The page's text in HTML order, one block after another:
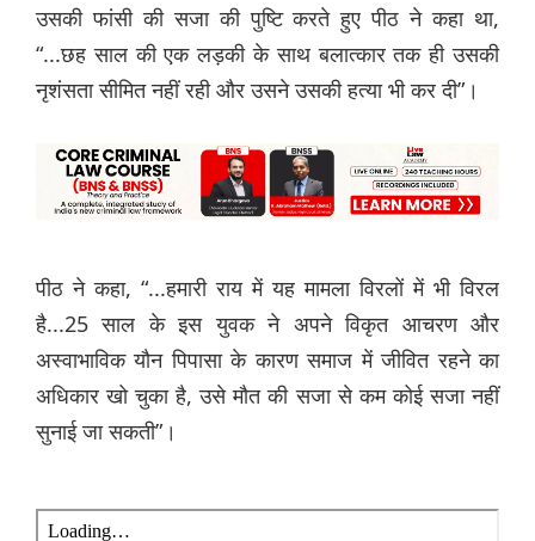
उसकी फांसी की सजा की पुष्टि करते हुए पीठ ने कहा था,
“...छह साल की एक लड़की के साथ बलात्कार तक ही उसकी
नृशंसता सीमित नहीं रही और उसने उसकी हत्या भी कर दी”।
पीठ ने कहा, “...हमारी राय में यह मामला विरलों में भी विरल
है...25 साल के इस युवक ने अपने विकृत आचरण और
अस्वाभाविक यौन पिपासा के कारण समाज में जीवित रहने का
अधिकार खो चुका है, उसे मौत की सजा से कम कोई सजा नहीं
सुनाई जा सकती”।